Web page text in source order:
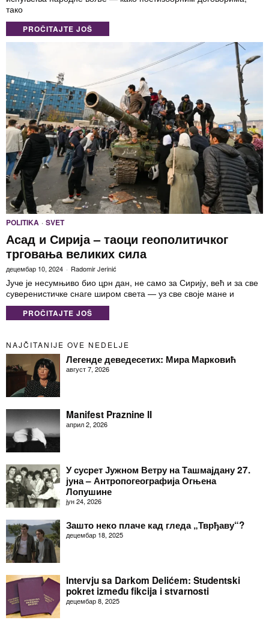
тако
PROČITAJTE JOŠ
POLITIKA · SVET
Асад и Сирија – таоци геополитичког
трговања великих сила
децембар 10, 2024 Radomir Jerinić
Јуче је несумњиво био црн дан, не само за Сирију, већ и за све
суверенистичке снаге широм света — уз све своје мане и
PROČITAJTE JOŠ
NAJČITANIJE OVE NEDELJE
Легенде деведесетих: Мира Марковић
август 7, 2026
Manifest Praznine II
април 2, 2026
У сусрет Јужном Ветру на Ташмајдану 27.
јуна – Антропогеографија Огњена
Лопушине
јун 24, 2026
Зашто неко плаче кад гледа „Тврђаву“?
децембар 18, 2025
Intervju sa Darkom Delićem: Studentski
pokret između fikcija i stvarnosti
децембар 8, 2025